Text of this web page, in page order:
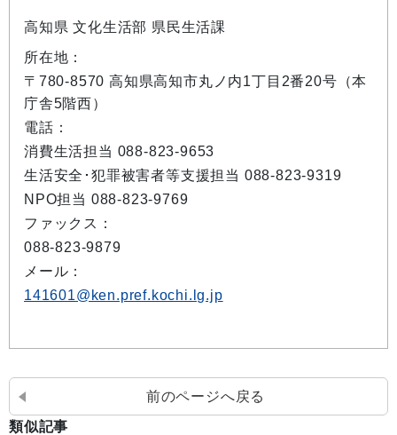
高知県 文化生活部 県民生活課
所在地：
〒780-8570 高知県高知市丸ノ内1丁目2番20号（本
庁舎5階西）
電話：
消費生活担当 088-823-9653
生活安全･犯罪被害者等支援担当 088-823-9319
NPO担当 088-823-9769
ファックス：
088-823-9879
メール：
141601@ken.pref.kochi.lg.jp
前のページへ戻る
類似記事